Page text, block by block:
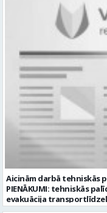
Uzņēmums piedāvā: -
padarītā) - Vienmēr laikā
atbalstošus kolēģus Lūgums CV sūtīt uz e- pastu:
pasutijumi@lpjana.lv vai zvanīt
SAIŅOŠANAS
Darba vietas adrese:
Valmieras nov. Slodze:
Pieteikto vietu skaits: 2
datums: 2026-08-17
Aicinām darbā tehniskās
PIENĀKUMI: tehniskās
evakuācija
sagatavošana tehniskai